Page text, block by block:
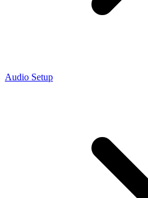
Audio Setup